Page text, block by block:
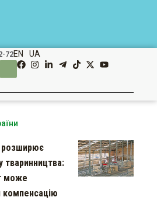
72EN UA
тваринництва:
може
компенсацію